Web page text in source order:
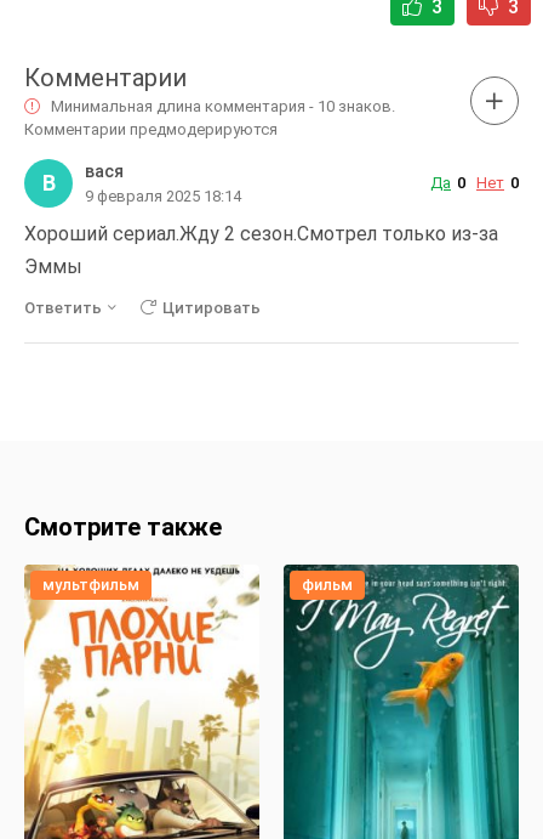
3 3
Комментарии
Минимальная длина комментария - 10 знаков.
Комментарии предмодерируются
В вася
9 февраля 2025 18:14
Да 0 Нет 0
Хороший сериал.Жду 2 сезон.Смотрел только из-за
Эммы
Ответить Цитировать
Смотрите также
мультфильм фильм